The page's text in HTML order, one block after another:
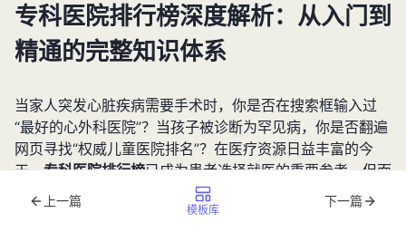
专科医院排行榜深度解析：从入门到
精通的完整知识体系
当家人突发心脏疾病需要手术时，你是否在搜索框输入过
“最好的心外科医院”？当孩子被诊断为罕见病，你是否翻遍
网页寻找“权威儿童医院排名”？在医疗资源日益丰富的今
天，专科医院排行榜已成为患者选择就医的重要参考。但面
对五花八门的榜单，普通患者往往陷入新的困惑：这些排名
是如何产生的？不同榜单之间该如何对比？2025年最新发
上一篇
模板库
下一篇